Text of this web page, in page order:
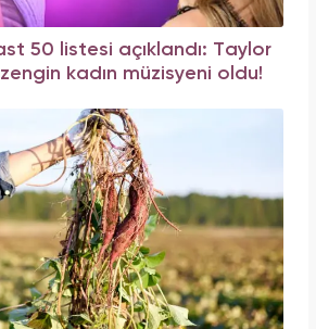
50 listesi açıklandı: Taylor
kadın müzisyeni oldu!